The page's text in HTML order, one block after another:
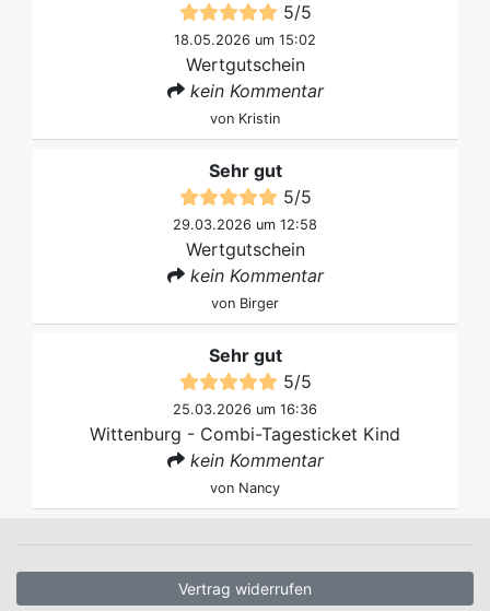
5/5
18.05.2026 um 15:02
Wertgutschein
kein Kommentar
von Kristin
Sehr gut
5/5
29.03.2026 um 12:58
Wertgutschein
kein Kommentar
von Birger
Sehr gut
5/5
25.03.2026 um 16:36
Wittenburg - Combi-Tagesticket Kind
kein Kommentar
von Nancy
Vertrag widerrufen